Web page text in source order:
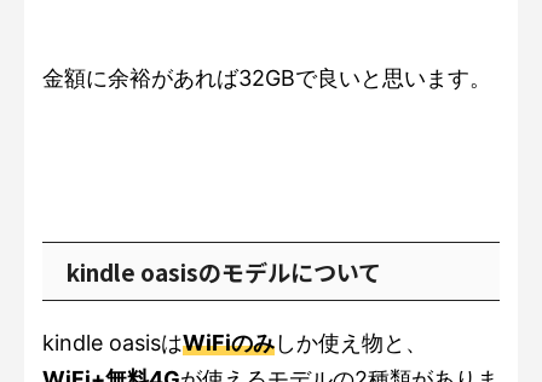
金額に余裕があれば32GBで良いと思います。
kindle oasisのモデルについて
kindle oasisはWiFiのみしか使え物と、